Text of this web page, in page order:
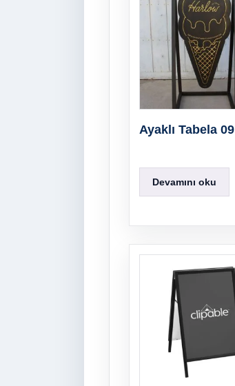
Ayaklı Tabela 09
Devamını oku